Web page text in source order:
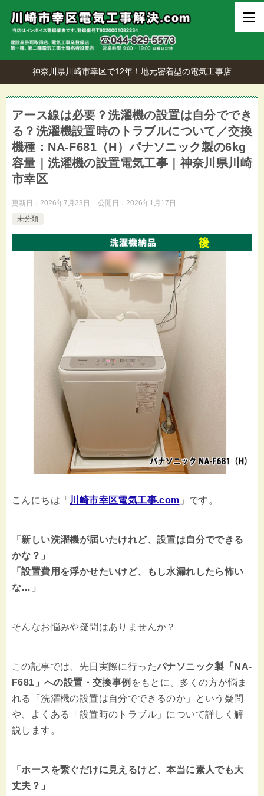
神奈川県川崎市幸区で12年！地元密着型の電気工事店
アース線は必要？洗濯機の設置は自分ででき
る？洗濯機設置時のトラブルについて／交換
機種：NA-F681（H）パナソニック製の6kg
容量｜洗濯機の設置電気工事｜神奈川県川崎
市幸区
更新日： 2026年7月23日 公開日： 2026年1月17日
未分類
こんにちは「 川崎市幸区電気工事.com 」です。
「新しい洗濯機が届いたけれど、設置は自分でできる
かな？」
「設置費用を浮かせたいけど、もし水漏れしたら怖い
な…」
そんなお悩みや疑問はありませんか？
この記事では、先日実際に行ったパナソニック製「NA-
F681」への設置・交換事例 をもとに、多くの方が悩ま
れる「洗濯機の設置は自分でできるのか」という疑問
や、よくある「設置時のトラブル」について詳しく解
説します。
「ホースを繋ぐだけに見えるけど、本当に素人でも大
丈夫？」